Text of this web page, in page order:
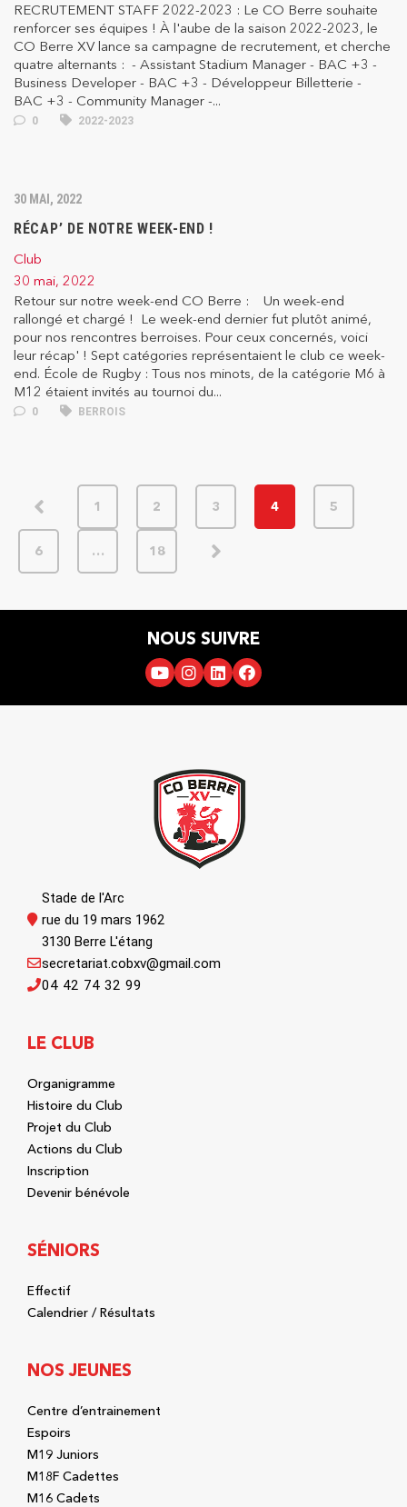
RECRUTEMENT STAFF 2022-2023 : Le CO Berre souhaite
renforcer ses équipes ! À l'aube de la saison 2022-2023, le
CO Berre XV lance sa campagne de recrutement, et cherche
quatre alternants : - Assistant Stadium Manager - BAC +3 -
Business Developer - BAC +3 - Développeur Billetterie -
BAC +3 - Community Manager -...
0 2022-2023
30 MAI, 2022
RÉCAP’ DE NOTRE WEEK-END !
Club
30 mai, 2022
Retour sur notre week-end CO Berre : Un week-end
rallongé et chargé ! Le week-end dernier fut plutôt animé,
pour nos rencontres berroises. Pour ceux concernés, voici
leur récap' ! Sept catégories représentaient le club ce week-
end. École de Rugby : Tous nos minots, de la catégorie M6 à
M12 étaient invités au tournoi du...
0 BERROIS
1 2 3 4 5
6 … 18
NOUS SUIVRE
Stade de l'Arc
rue du 19 mars 1962
3130 Berre L'étang
04 42 74 32 99
secretariat.cobxv@gmail.com
LE CLUB
Organigramme
Histoire du Club
Projet du Club
Actions du Club
Inscription
Devenir bénévole
SÉNIORS
Effectif
Calendrier / Résultats
NOS JEUNES
Centre d’entrainement
Espoirs
M19 Juniors
M18F Cadettes
M16 Cadets